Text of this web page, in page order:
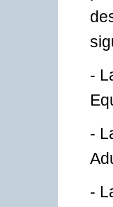
-
-
-